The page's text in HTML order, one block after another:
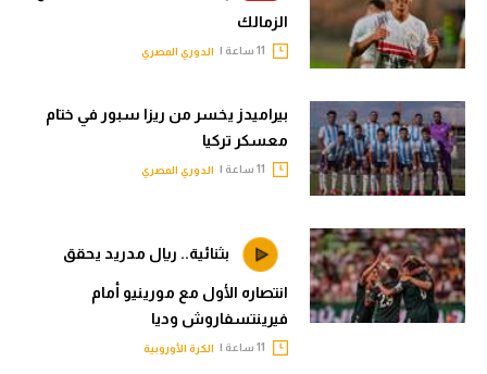
الزمالك
الدوري المصري
بيراميدز يخسر من ريزا سبور في ختام
معسكر تركيا
الدوري المصري
بثنائية.. ريال مدريد يحقق
انتصاره الأول مع مورينيو أمام
فيرينتسفاروش وديا
الكرة الأوروبية